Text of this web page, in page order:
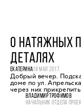
О НАТЯЖНЫХ
ДЕТАЛЯХ
ЕКАТЕРИНА18 МАЯ 2017
Добрый вечер.
доме по ул.
через них
ВЛАДИМИР ТРОФИМОВ
НАЧАЛЬНИК ОТДЕЛА